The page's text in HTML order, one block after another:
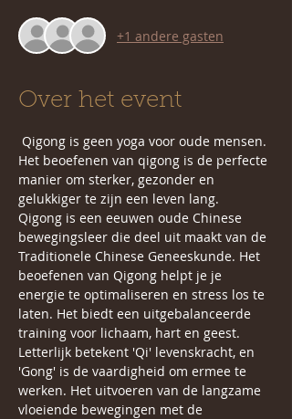
+1 andere gasten
Over het event
Qigong is geen yoga voor oude mensen.
Het beoefenen van qigong is de perfecte
manier om sterker, gezonder en
gelukkiger te zijn een leven lang.
Qigong is een eeuwen oude Chinese
bewegingsleer die deel uit maakt van de
Traditionele Chinese Geneeskunde. Het
beoefenen van Qigong helpt je je
energie te optimaliseren en stress los te
laten. Het biedt een uitgebalanceerde
training voor lichaam, hart en geest.
Letterlijk betekent 'Qi' levenskracht, en
'Gong' is de vaardigheid om ermee te
werken. Het uitvoeren van de langzame
vloeiende bewegingen met de